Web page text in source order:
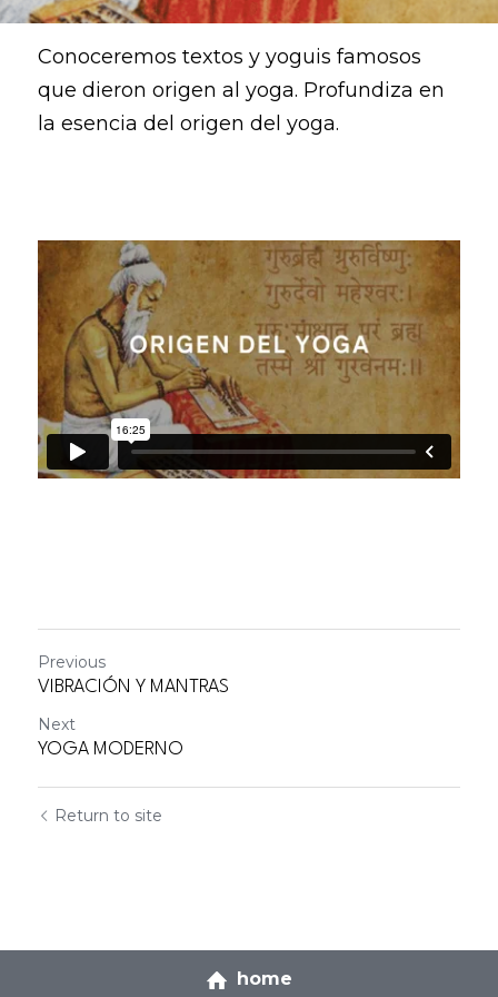
Conoceremos textos y yoguis famosos
que dieron origen al yoga. Profundiza en
la esencia del origen del yoga.
Previous
VIBRACIÓN Y MANTRAS
Next
YOGA MODERNO
Return to site
home